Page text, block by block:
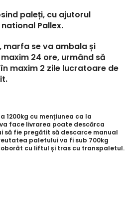
paleți, cu ajutorul
Pallex.
se va ambala și
24 ore, urmând să
maxim 2 zile lucratoare de
1200kg cu mențiunea ca la
face livrarea poate descărca
să fie pregătit să descarce manual
paletului va fi sub 700kg
cu liftul și tras cu transpaletul.